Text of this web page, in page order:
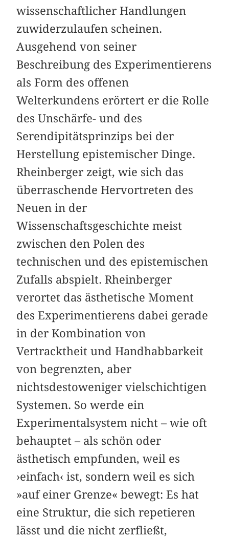
wissenschaftlicher Handlungen
zuwiderzulaufen scheinen.
Ausgehend von seiner
Beschreibung des Experimentierens
als Form des offenen
Welterkundens erörtert er die Rolle
des Unschärfe- und des
Serendipitätsprinzips bei der
Herstellung epistemischer Dinge.
Rheinberger zeigt, wie sich das
überraschende Hervortreten des
Neuen in der
Wissenschaftsgeschichte meist
zwischen den Polen des
technischen und des epistemischen
Zufalls abspielt. Rheinberger
verortet das ästhetische Moment
des Experimentierens dabei gerade
in der Kombination von
Vertracktheit und Handhabbarkeit
von begrenzten, aber
nichtsdestoweniger vielschichtigen
Systemen. So werde ein
Experimentalsystem nicht – wie oft
behauptet – als schön oder
ästhetisch empfunden, weil es
›einfach‹ ist, sondern weil es sich
»auf einer Grenze« bewegt: Es hat
eine Struktur, die sich repetieren
lässt und die nicht zerfließt,